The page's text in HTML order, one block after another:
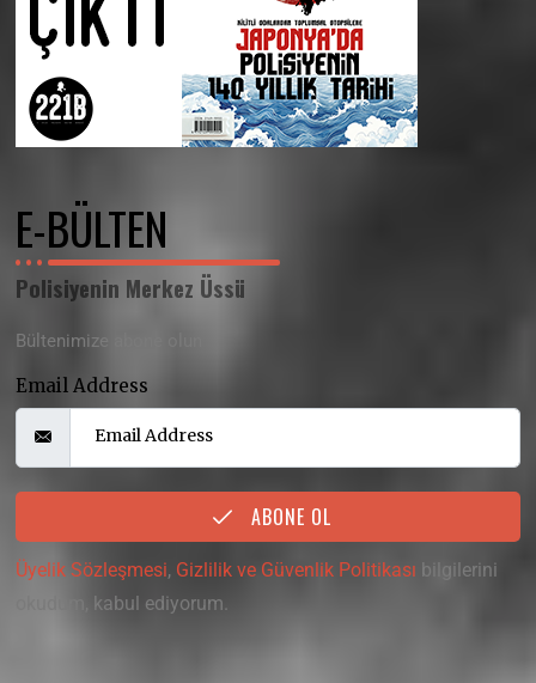
E-BÜLTEN
Polisiyenin Merkez Üssü
Bültenimize abone olun
Email Address
ABONE OL
Üyelik Sözleşmesi, Gizlilik ve Güvenlik Politikası bilgilerini
okudum, kabul ediyorum.